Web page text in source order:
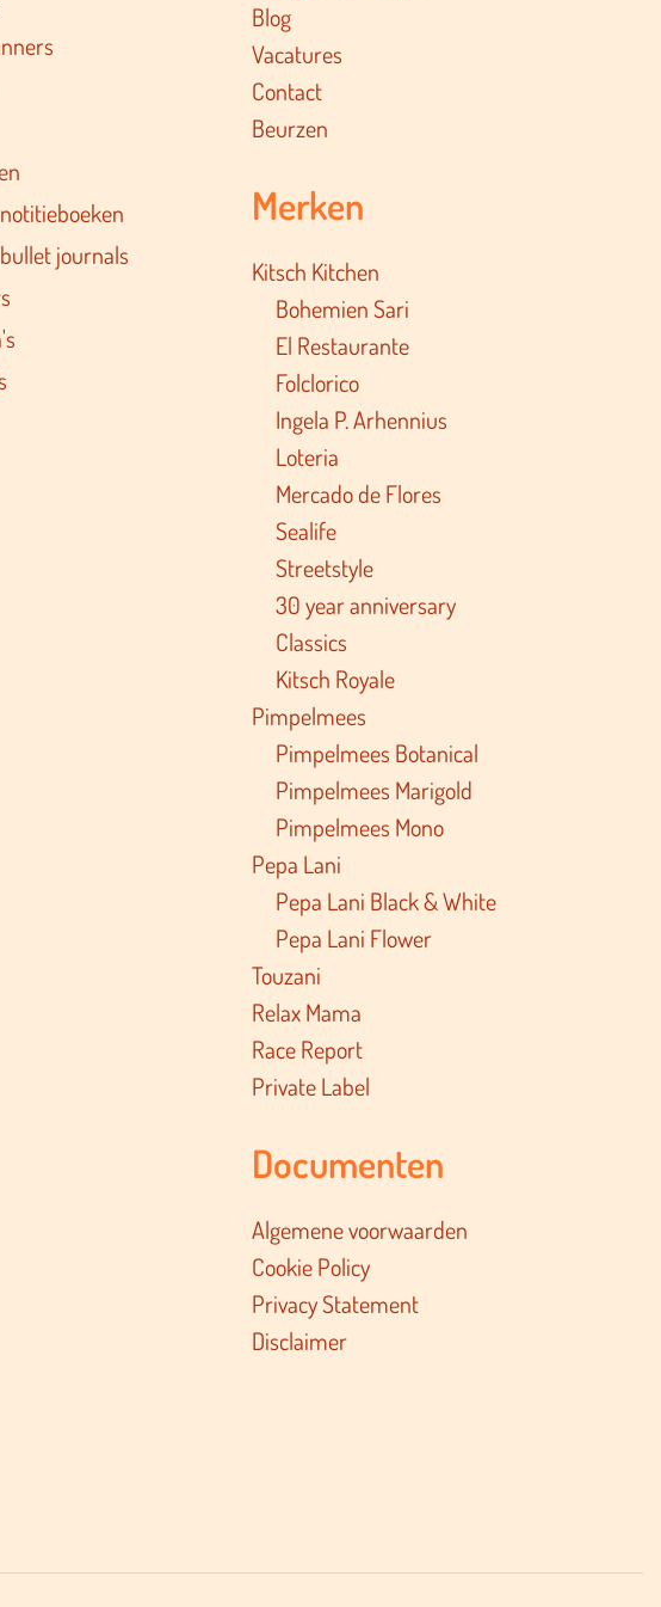
journals
Blog
Vacatures
Contact
Beurzen
Merken
Kitsch Kitchen
Bohemien Sari
El Restaurante
Folclorico
Ingela P. Arhennius
Loteria
Mercado de Flores
Sealife
Streetstyle
30 year anniversary
Classics
Kitsch Royale
Pimpelmees
Pimpelmees Botanical
Pimpelmees Marigold
Pimpelmees Mono
Pepa Lani
Pepa Lani Black & White
Pepa Lani Flower
Touzani
Relax Mama
Race Report
Private Label
Documenten
Algemene voorwaarden
Cookie Policy
Privacy Statement
Disclaimer